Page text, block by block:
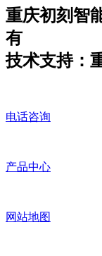
重庆初刻智
有
技术支持：
电话咨询
产品中心
网站地图